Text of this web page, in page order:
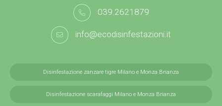
039.2621879
info@ecodisinfestazioni.it
Disinfestazione zanzare tigre Milano e Monza Brianza
Disinfestazione scarafaggi Milano e Monza Brianza